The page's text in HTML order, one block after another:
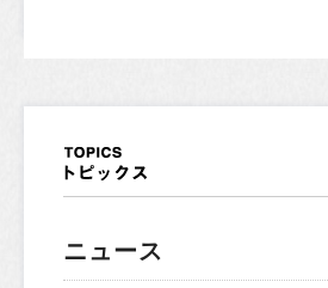
ニュース